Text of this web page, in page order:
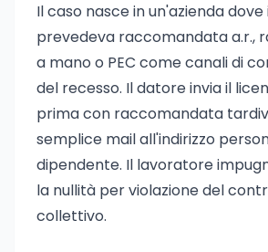
Il caso nasce in un'azienda dove
prevedeva raccomandata a.r.,
a mano o PEC come canali di
del recesso. Il datore invia il
prima con raccomandata
semplice mail all'indirizzo
dipendente. Il lavoratore
la nullità per violazione del
collettivo.